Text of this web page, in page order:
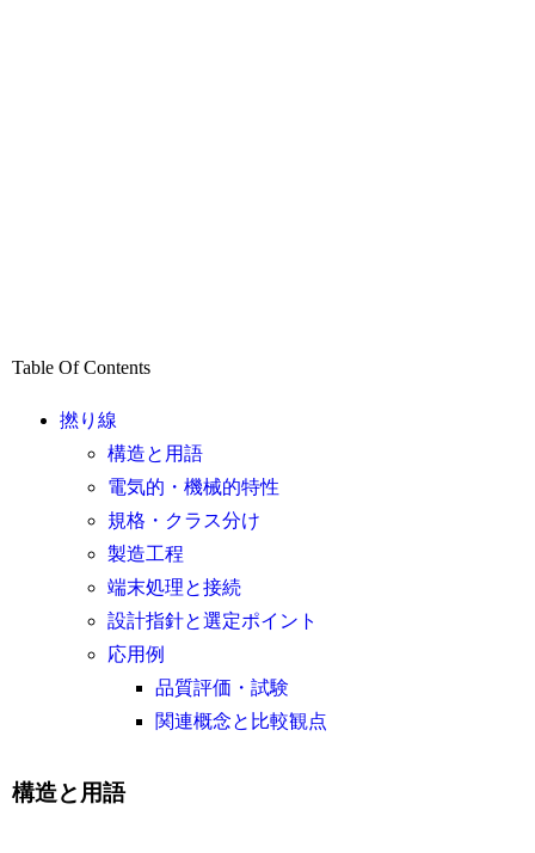
Table Of Contents
撚り線
構造と用語
電気的・機械的特性
規格・クラス分け
製造工程
端末処理と接続
設計指針と選定ポイント
応用例
品質評価・試験
関連概念と比較観点
構造と用語